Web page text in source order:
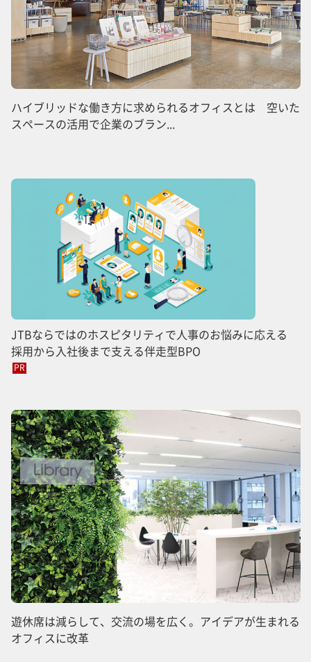
ハイブリッドな働き方に求められるオフィスとは 空いた
スペースの活用で企業のブラン...
JTBならではのホスピタリティで人事のお悩みに応える
採用から入社後まで支える伴走型BPO
PR
遊休席は減らして、交流の場を広く。アイデアが生まれる
オフィスに改革